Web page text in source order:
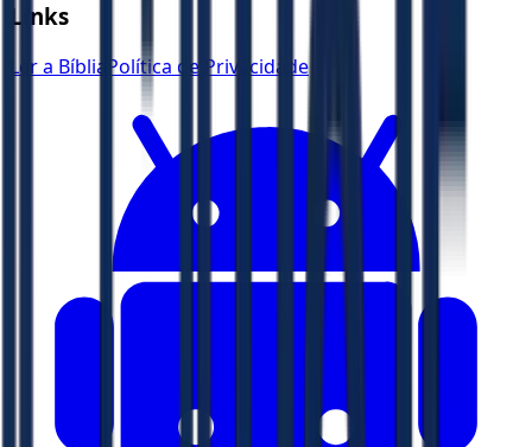
Links
Ler a Bíblia Política de Privacidade